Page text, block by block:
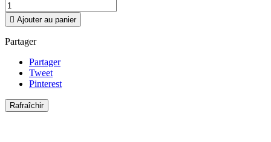
 Ajouter au panier
Partager
Partager
Tweet
Pinterest